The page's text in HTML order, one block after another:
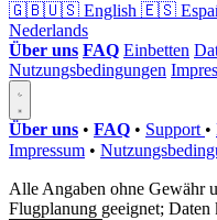
🇬🇧🇺🇸 English 🇪🇸
Nederlands
Über uns FAQ Einbetten
Nutzungsbedingungen
Über uns • FAQ • Support •
Impressum •
Alle Angaben ohne Gewähr
Flugplanung geeignet; Daten